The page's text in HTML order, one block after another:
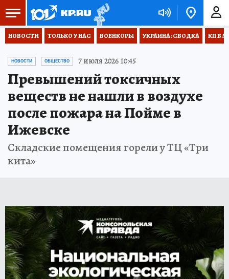
НОВОСТИ ТОЛЬКО У НАС ВОЕНКОРЫ УКРАИНА: СВОДКА КП В
НОВОСТИ ОБЩЕСТВО 7 июля 2026 10:45
Превышений токсичных
веществ не нашли в воздухе
после пожара на Пойме в
Ижевске
Складские помещения горели у ТЦ «Три
кита»